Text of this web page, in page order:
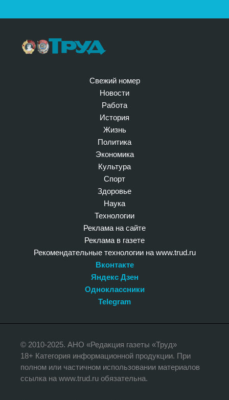
Свежий номер
Новости
Работа
История
Жизнь
Политика
Экономика
Культура
Спорт
Здоровье
Наука
Технологии
Реклама на сайте
Реклама в газете
Рекомендательные технологии на www.trud.ru
Вконтакте
Яндекс Дзен
Одноклассники
Telegram
© 2010-2025. АНО «Редакция газеты «Труд»
18+ Категория информационной продукции. При
полном или частичном использовании материалов
ссылка на www.trud.ru обязательна.